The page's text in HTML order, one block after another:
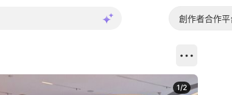
創作者合作平
1/2